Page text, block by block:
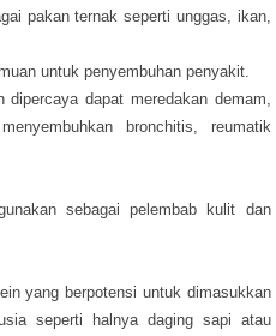
pakan ternak seperti unggas, ikan,
untuk penyembuhan penyakit.
dipercaya dapat meredakan demam,
bronchitis, reumatik
sebagai pelembab kulit dan
yang berpotensi untuk dimasukkan
seperti halnya daging sapi atau